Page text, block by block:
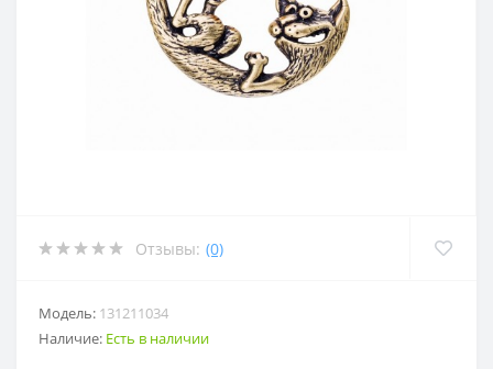
Отзывы: (0)
Модель: 131211034
Наличие: Есть в наличии